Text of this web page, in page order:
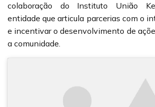
colaboração do Instituto União
entidade que articula parcerias com o
e incentivar o desenvolvimento de
a comunidade.